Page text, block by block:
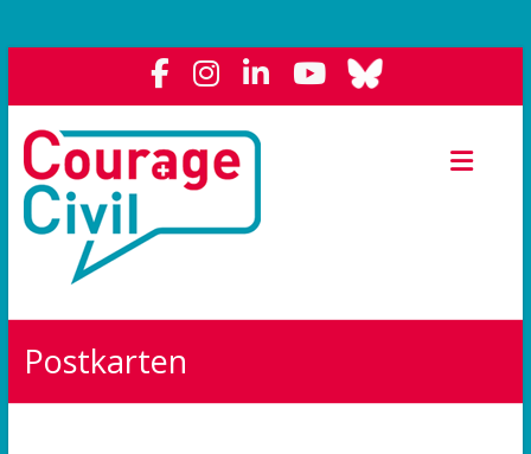
Courage
Civil
Weil
Demokratie
Postkarten